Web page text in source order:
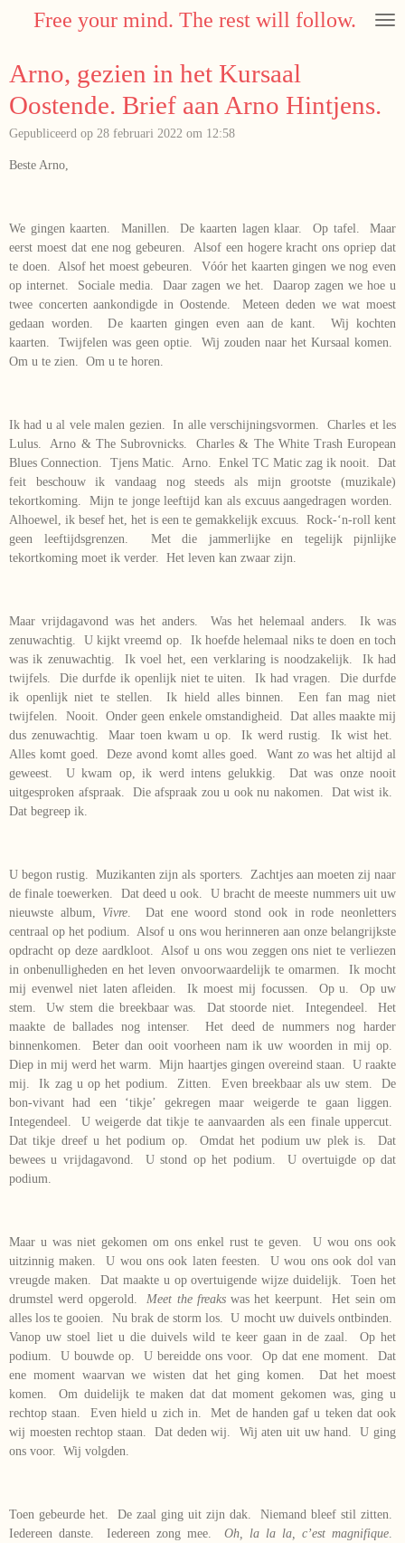
de
Free your mind. The rest will follow.
Arno, gezien in het Kursaal
Oostende. Brief aan Arno Hintjens.
Gepubliceerd op 28 februari 2022 om 12:58
Beste Arno,
We gingen kaarten. Manillen. De kaarten lagen klaar. Op tafel. Maar
eerst moest dat ene nog gebeuren. Alsof een hogere kracht ons opriep dat
te doen. Alsof het moest gebeuren. Vóór het kaarten gingen we nog even
op internet. Sociale media. Daar zagen we het. Daarop zagen we hoe u
twee concerten aankondigde in Oostende. Meteen deden we wat moest
gedaan worden. De kaarten gingen even aan de kant. Wij kochten
kaarten. Twijfelen was geen optie. Wij zouden naar het Kursaal komen.
Om u te zien. Om u te horen.
Ik had u al vele malen gezien. In alle verschijningsvormen. Charles et les
Lulus. Arno & The Subrovnicks. Charles & The White Trash European
Blues Connection. Tjens Matic. Arno. Enkel TC Matic zag ik nooit. Dat
feit beschouw ik vandaag nog steeds als mijn grootste (muzikale)
tekortkoming. Mijn te jonge leeftijd kan als excuus aangedragen worden.
Alhoewel, ik besef het, het is een te gemakkelijk excuus. Rock-‘n-roll kent
geen leeftijdsgrenzen. Met die jammerlijke en tegelijk pijnlijke
tekortkoming moet ik verder. Het leven kan zwaar zijn.
Maar vrijdagavond was het anders. Was het helemaal anders. Ik was
zenuwachtig. U kijkt vreemd op. Ik hoefde helemaal niks te doen en toch
was ik zenuwachtig. Ik voel het, een verklaring is noodzakelijk. Ik had
twijfels. Die durfde ik openlijk niet te uiten. Ik had vragen. Die durfde
ik openlijk niet te stellen. Ik hield alles binnen. Een fan mag niet
twijfelen. Nooit. Onder geen enkele omstandigheid. Dat alles maakte mij
dus zenuwachtig. Maar toen kwam u op. Ik werd rustig. Ik wist het.
Alles komt goed. Deze avond komt alles goed. Want zo was het altijd al
geweest. U kwam op, ik werd intens gelukkig. Dat was onze nooit
uitgesproken afspraak. Die afspraak zou u ook nu nakomen. Dat wist ik.
Dat begreep ik.
U begon rustig. Muzikanten zijn als sporters. Zachtjes aan moeten zij naar
de finale toewerken. Dat deed u ook. U bracht de meeste nummers uit uw
nieuwste album, Vivre . Dat ene woord stond ook in rode neonletters
centraal op het podium. Alsof u ons wou herinneren aan onze belangrijkste
opdracht op deze aardkloot. Alsof u ons wou zeggen ons niet te verliezen
in onbenulligheden en het leven onvoorwaardelijk te omarmen. Ik mocht
mij evenwel niet laten afleiden. Ik moest mij focussen. Op u. Op uw
stem. Uw stem die breekbaar was. Dat stoorde niet. Integendeel. Het
maakte de ballades nog intenser. Het deed de nummers nog harder
binnenkomen. Beter dan ooit voorheen nam ik uw woorden in mij op.
Diep in mij werd het warm. Mijn haartjes gingen overeind staan. U raakte
mij. Ik zag u op het podium. Zitten. Even breekbaar als uw stem. De
bon-vivant had een ‘tikje’ gekregen maar weigerde te gaan liggen.
Integendeel. U weigerde dat tikje te aanvaarden als een finale uppercut.
Dat tikje dreef u het podium op. Omdat het podium uw plek is. Dat
bewees u vrijdagavond. U stond op het podium. U overtuigde op dat
podium.
Maar u was niet gekomen om ons enkel rust te geven. U wou ons ook
uitzinnig maken. U wou ons ook laten feesten. U wou ons ook dol van
vreugde maken. Dat maakte u op overtuigende wijze duidelijk. Toen het
drumstel werd opgerold. Meet the freakswas het keerpunt. Het sein om
alles los te gooien. Nu brak de storm los. U mocht uw duivels ontbinden.
Vanop uw stoel liet u die duivels wild te keer gaan in de zaal. Op het
podium. U bouwde op. U bereidde ons voor. Op dat ene moment. Dat
ene moment waarvan we wisten dat het ging komen. Dat het moest
komen. Om duidelijk te maken dat dat moment gekomen was, ging u
rechtop staan. Even hield u zich in. Met de handen gaf u teken dat ook
wij moesten rechtop staan. Dat deden wij. Wij aten uit uw hand. U ging
ons voor. Wij volgden.
Toen gebeurde het. De zaal ging uit zijn dak. Niemand bleef stil zitten.
Iedereen danste. Iedereen zong mee. Oh, la la la, c’est magnifique